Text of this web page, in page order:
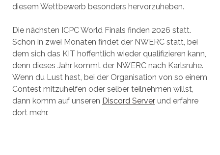
diesem Wettbewerb besonders hervorzuheben.
Die nächsten ICPC World Finals finden 2026 statt.
Schon in zwei Monaten findet der NWERC statt, bei
dem sich das KIT hoffentlich wieder qualifizieren kann,
denn dieses Jahr kommt der NWERC nach Karlsruhe.
Wenn du Lust hast, bei der Organisation von so einem
Contest mitzuhelfen oder selber teilnehmen willst,
dann komm auf unseren Discord Serverund erfahre
dort mehr.